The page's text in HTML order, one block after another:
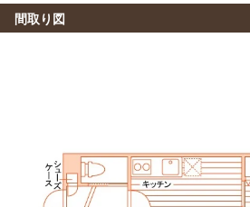
九州女子短期大学
間取り図